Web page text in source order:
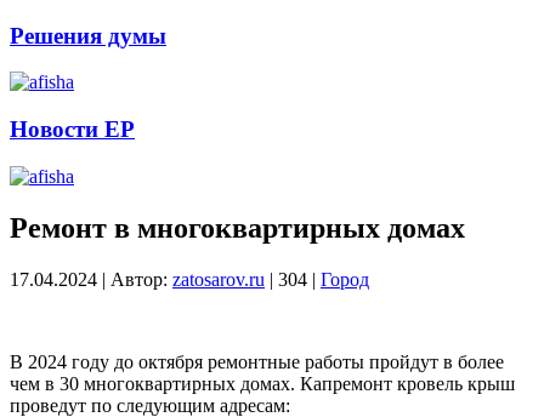
Решения думы
Новости ЕР
Ремонт в многоквартирных домах
17.04.2024 | Автор: zatosarov.ru | 304 | Город
В 2024 году до октября ремонтные работы пройдут в более
чем в 30 многоквартирных домах. Капремонт кровель крыш
проведут по следующим адресам: